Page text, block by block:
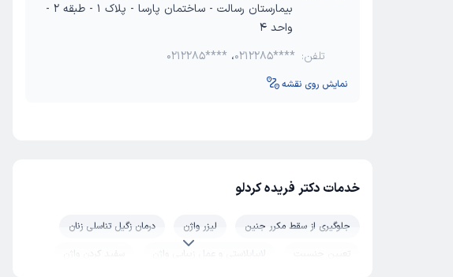
بیمارستان رسالت - ساختمان پارسا - پلاک 1 - طبقه 2 -
واحد 4
تلفن:
0212285**** ،0212285****
نمایش روی نقشه
خدمات دکتر فریده کردلو
جلوگیری از سقط مکرر جنین لیزر واژن
درمان زگیل تناسلی زنان
تعیین جنسیت
لابیاپلاستی و عمل زیبایی واژن
سفید کردن واژن